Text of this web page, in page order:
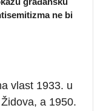
ne bi
vlast 1933. u
a 1950.